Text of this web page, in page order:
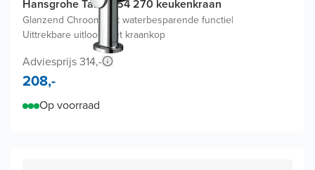
Hansgrohe Talis M54 270 keukenkraan
Glanzend Chroom Met waterbesparende functie|
Uittrekbare uitloop met kraankop
Adviesprijs 314,-
208,-
Op voorraad